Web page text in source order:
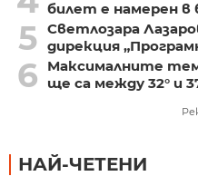
билет е намерен в
5 Светлозара
дирекция
6
Максималните
ще са между 32° и
НАЙ-ЧЕТЕНИ